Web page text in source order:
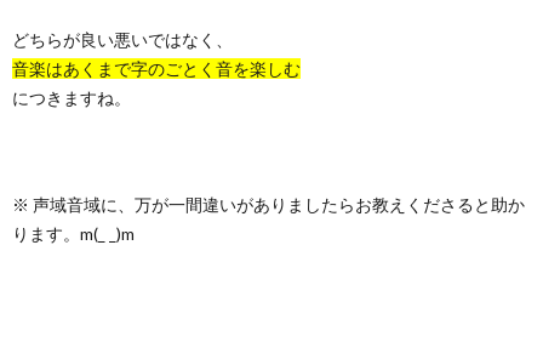
どちらが良い悪いではなく、
音楽はあくまで字のごとく音を楽しむ
につきますね。
※ 声域音域に、万が一間違いがありましたらお教えくださると助か
ります。m(_ _)m